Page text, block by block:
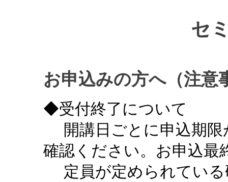
セ
お申込みの方へ（注意
◆受付終了について
開講日ごとに申込期限
確認ください。お申込最
定員が定められている